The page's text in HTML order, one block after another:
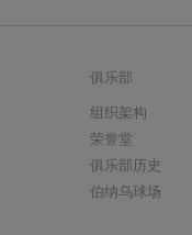
俱乐部
组织架构
荣誉堂
俱乐部历史
伯纳乌球场